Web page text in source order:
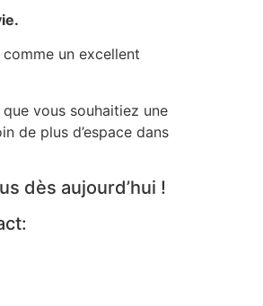
un excellent
que vous souhaitiez une
de plus d’espace dans
dès aujourd’hui !